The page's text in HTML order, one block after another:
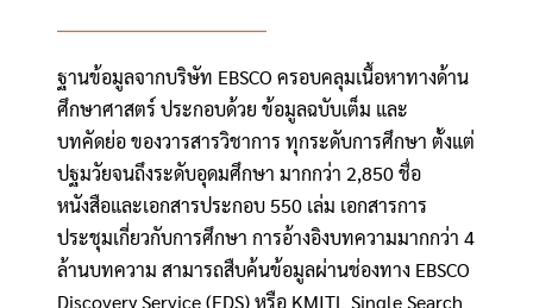
ฐานข้อมูลจากบริษัท EBSCO ครอบคลุมเนื้อหาทางด้าน
ศึกษาศาสตร์ ประกอบด้วย ข้อมูลฉบับเต็ม และ
บทคัดย่อ ของวารสารวิชาการ ทุกระดับการศึกษา ตั้งแต่
ปฐมวัยจนถึงระดับอุดมศึกษา มากกว่า 2,850 ชื่อ
หนังสือและเอกสารประกอบ 550 เล่ม เอกสารการ
ประชุมเกี่ยวกับการศึกษา การอ้างอิงบทความมากกว่า 4
ล้านบทความ สามารถสืบค้นข้อมูลผ่านช่องทาง EBSCO
Discovery Service (EDS) หรือ KMITL Single Search